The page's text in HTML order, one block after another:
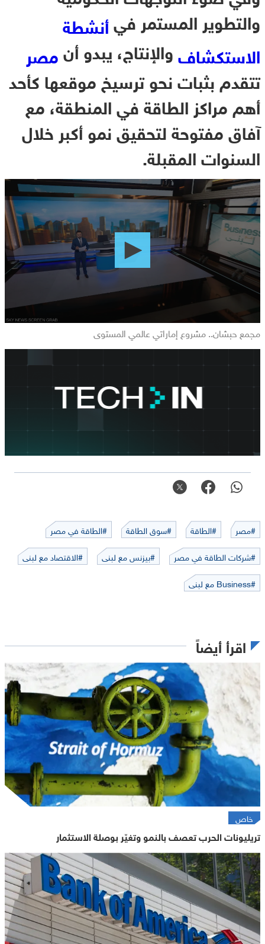
والتطوير المستمر فيأنشطة
الاستكشافوالإنتاج، يبدو أنمصر
تتقدم بثبات نحو ترسيخ موقعها كأحد
أهم مراكز الطاقة في المنطقة، مع
آفاق مفتوحة لتحقيق نمو أكبر خلال
السنوات المقبلة.
seconds
of
0
seconds
مجمع حبشان.. مشروع إماراتي عالمي المستوى
#مصر #الطاقة #سوق الطاقة
#الطاقة في مصر
#شركات الطاقة في مصر
#بيزنس مع لبنى
#الاقتصاد مع لبنى
#Business مع لبنى
اقرأ أيضاً
خاص
تريليونات الحرب تعصف بالنمو وتغيّر بوصلة الاستثمار